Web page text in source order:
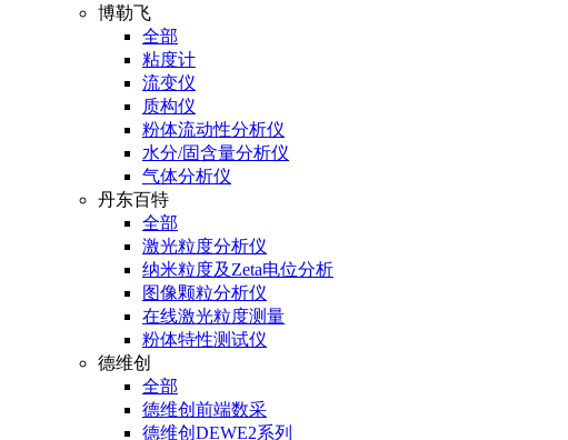
博勒飞
全部
粘度计
流变仪
质构仪
粉体流动性分析仪
水分/固含量分析仪
气体分析仪
丹东百特
全部
激光粒度分析仪
纳米粒度及Zeta电位分析
图像颗粒分析仪
在线激光粒度测量
粉体特性测试仪
德维创
全部
德维创前端数采
德维创DEWE2系列